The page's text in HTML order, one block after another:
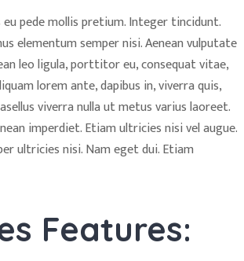
pede mollis pretium. Integer tincidunt.
elementum semper nisi. Aenean vulputate
leo ligula, porttitor eu, consequat vitae,
lorem ante, dapibus in, viverra quis,
viverra nulla ut metus varius laoreet.
imperdiet. Etiam ultricies nisi vel augue.
ultricies nisi. Nam eget dui. Etiam
Features: